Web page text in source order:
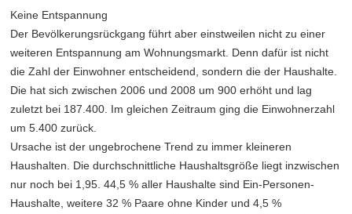
Keine Entspannung
Der Bevölkerungsrückgang führt aber einstweilen nicht zu einer
weiteren Entspannung am Wohnungsmarkt. Denn dafür ist nicht
die Zahl der Einwohner entscheidend, sondern die der Haushalte.
Die hat sich zwischen 2006 und 2008 um 900 erhöht und lag
zuletzt bei 187.400. Im gleichen Zeitraum ging die Einwohnerzahl
um 5.400 zurück.
Ursache ist der ungebrochene Trend zu immer kleineren
Haushalten. Die durchschnittliche Haushaltsgröße liegt inzwischen
nur noch bei 1,95. 44,5 % aller Haushalte sind Ein-Personen-
Haushalte, weitere 32 % Paare ohne Kinder und 4,5 %